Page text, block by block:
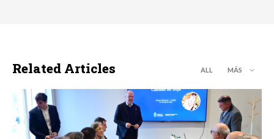
Related Articles ALL MÁS